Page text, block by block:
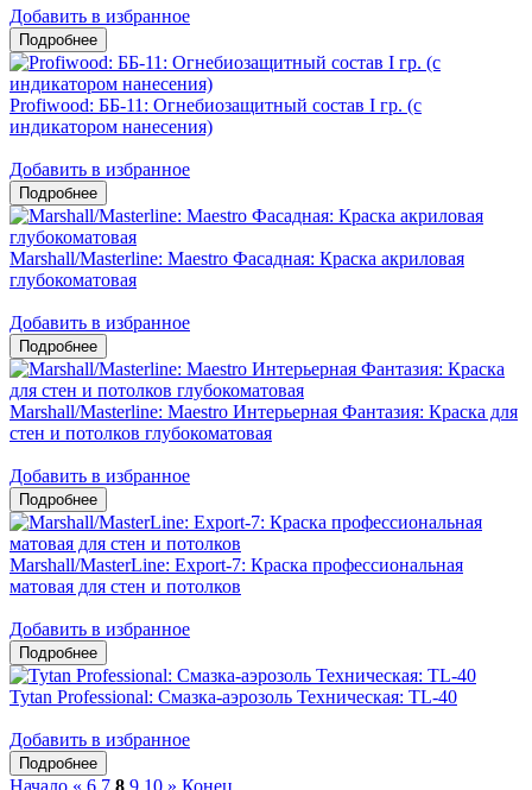
Добавить в избранное
Profiwood: ББ-11: Огнебиозащитный состав I гр. (с
индикатором нанесения)
Добавить в избранное
Marshall/Masterline: Maestro Фасадная: Краска акриловая
глубокоматовая
Добавить в избранное
Marshall/Masterline: Maestro Интерьерная Фантазия: Краска для
стен и потолков глубокоматовая
Добавить в избранное
Marshall/MasterLine: Export-7: Краска профессиональная
матовая для стен и потолков
Добавить в избранное
Tytan Professional: Смазка-аэрозоль Техническая: TL-40
Добавить в избранное
Начало « 6 7 8 9 10 » Конец